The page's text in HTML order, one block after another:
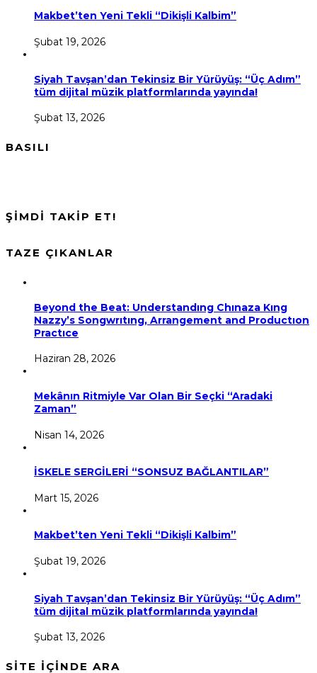
Makbet’ten Yeni Tekli “Dikişli Kalbim”
Şubat 19, 2026
Siyah Tavşan’dan Tekinsiz Bir Yürüyüş: “Üç Adım”
tüm dijital müzik platformlarında yayında!
Şubat 13, 2026
BASILI
ŞİMDİ TAKİP ET!
TAZE ÇIKANLAR
Beyond the Beat: Understandıng Chınaza Kıng
Nazzy’s Songwrıtıng, Arrangement and Productıon
Practıce
Haziran 28, 2026
Mekânın Ritmiyle Var Olan Bir Seçki “Aradaki
Zaman”
Nisan 14, 2026
İSKELE SERGİLERİ “SONSUZ BAĞLANTILAR”
Mart 15, 2026
Makbet’ten Yeni Tekli “Dikişli Kalbim”
Şubat 19, 2026
Siyah Tavşan’dan Tekinsiz Bir Yürüyüş: “Üç Adım”
tüm dijital müzik platformlarında yayında!
Şubat 13, 2026
SİTE İÇİNDE ARA